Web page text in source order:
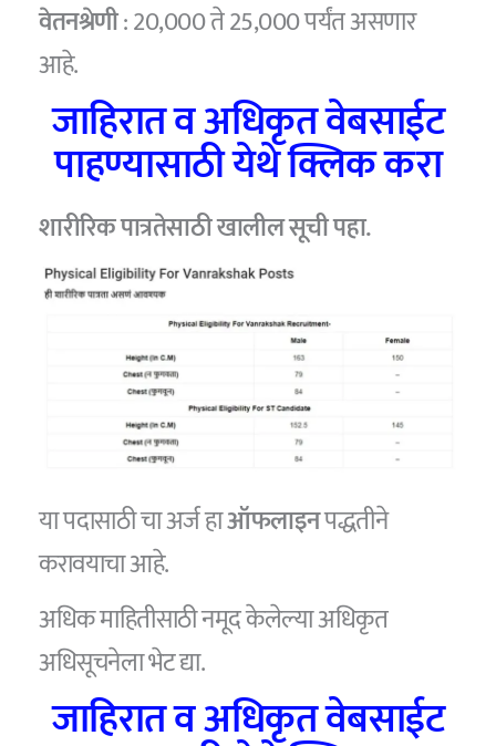
वेतनश्रेणी: 20,000 ते 25,000 पर्यंत असणार
आहे.
जाहिरात व अधिकृत वेबसाईट
पाहण्यासाठी येथे क्लिक करा
शारीरिक पात्रतेसाठी खालील सूची पहा.
या पदासाठी चा अर्ज हाऑफलाइनपद्धतीने
करावयाचा आहे.
अधिक माहितीसाठी नमूद केलेल्या अधिकृत
अधिसूचनेला भेट द्या.
जाहिरात व अधिकृत वेबसाईट